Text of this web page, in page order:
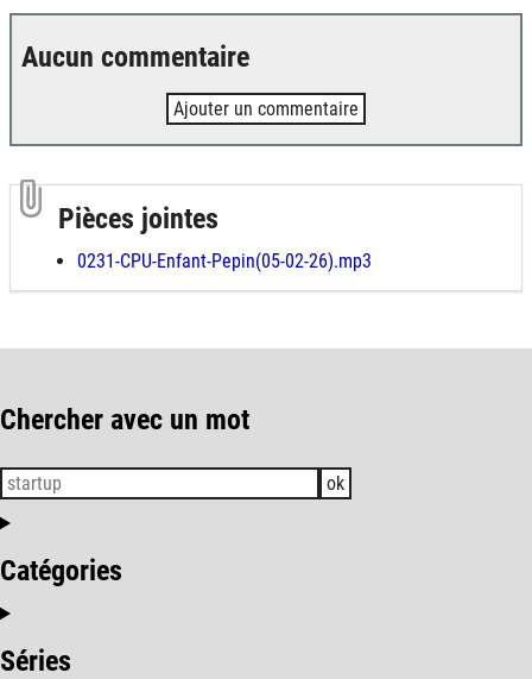
Aucun commentaire
Ajouter un commentaire
Pièces jointes
0231-CPU-Enfant-Pepin(05-02-26).mp3
Chercher avec un mot
ok
Catégories
Séries